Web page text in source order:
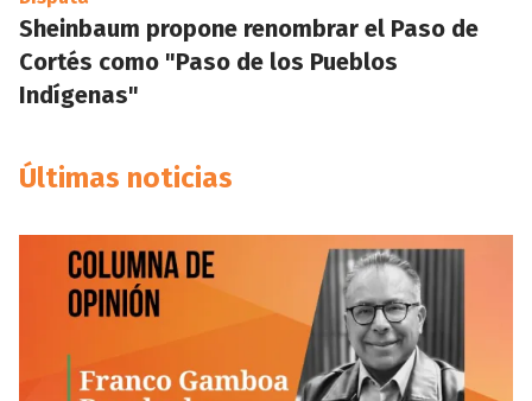
Sheinbaum propone renombrar el Paso de
Cortés como "Paso de los Pueblos
Indígenas"
Últimas noticias